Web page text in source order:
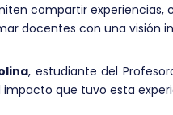
compartir
docentes con una visión
, estudiante del
impacto que tuvo esta